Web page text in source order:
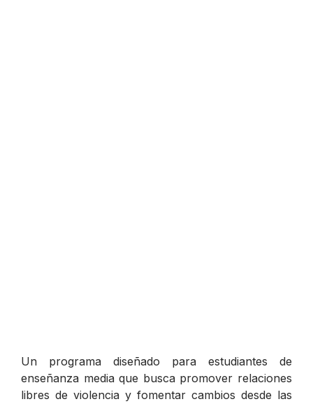
Un programa diseñado para estudiantes de
enseñanza media que busca promover relaciones
libres de violencia y fomentar cambios desde las